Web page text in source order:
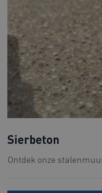
Sierbeton
Ontdek onze